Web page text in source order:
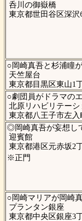
呑川の御嶽橋
東京都世田谷区深沢
○岡崎真吾と杉浦瞳
天竺屋台
東京都目黒区東山1
○劇団員がドラマの
北原リハビリテーシ
東京都八王子市左入
◎岡崎真吾が妄想し
迎賓館
東京都港区元赤坂2
※正門
○岡崎マリアが岡崎
プランタン銀座
東京都中央区銀座3